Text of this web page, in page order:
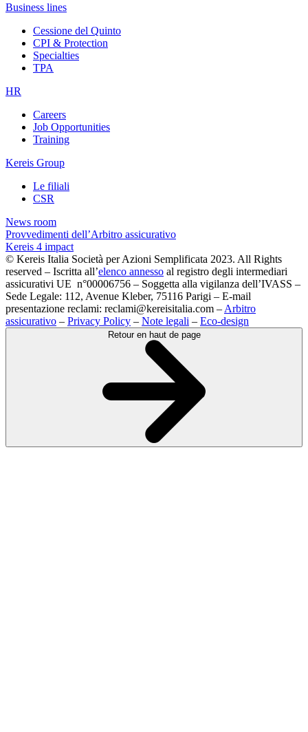
Business lines
Cessione del Quinto
CPI & Protection
Specialties
TPA
HR
Careers
Job Opportunities
Training
Kereis Group
Le filiali
CSR
News room
Provvedimenti dell’Arbitro assicurativo
Kereis 4 impact
© Kereis Italia Società per Azioni Semplificata 2023. All Rights
reserved – Iscritta all’elenco annesso al registro degli intermediari
assicurativi UE n°00006756 – Soggetta alla vigilanza dell’IVASS –
Sede Legale: 112, Avenue Kleber, 75116 Parigi – E-mail
presentazione reclami: reclami@kereisitalia.com – Arbitro
assicurativo – Privacy Policy – Note legali – Eco-design
Retour en haut de page